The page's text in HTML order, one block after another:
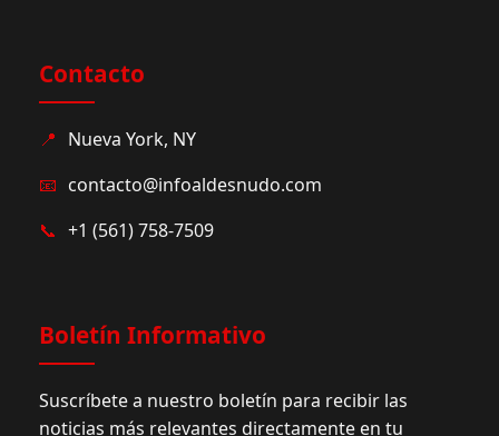
Contacto
📍 Nueva York, NY
📧 contacto@infoaldesnudo.com
📞 +1 (561) 758-7509
Boletín Informativo
Suscríbete a nuestro boletín para recibir las
noticias más relevantes directamente en tu